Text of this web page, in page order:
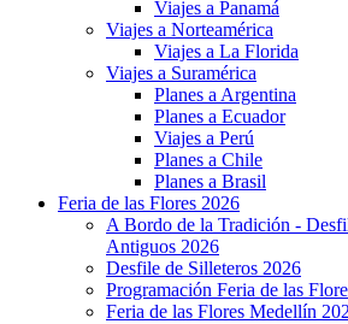
Viajes a Panamá
Viajes a Norteamérica
Viajes a La Florida
Viajes a Suramérica
Planes a Argentina
Planes a Ecuador
Viajes a Perú
Planes a Chile
Planes a Brasil
Feria de las Flores 2026
A Bordo de la Tradición -
Antiguos 2026
Desfile de Silleteros 2026
Programación Feria de las
Feria de las Flores Medellín